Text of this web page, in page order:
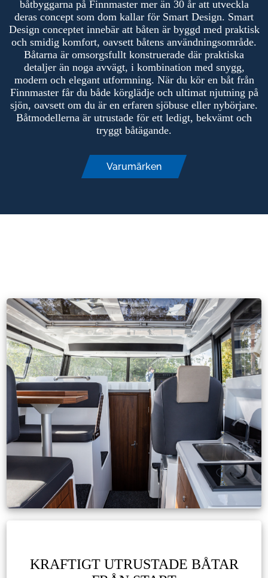
båtbyggarna på Finnmaster mer än 30 år att utveckla
deras concept som dom kallar för Smart Design. Smart
Design conceptet innebär att båten är byggd med praktisk
och smidig komfort, oavsett båtens användningsområde.
Båtarna är omsorgsfullt konstruerade där praktiska
detaljer än noga avvägt, i kombination med snygg,
modern och elegant utformning. När du kör en båt från
Finnmaster får du både körglädje och ultimat njutning på
sjön, oavsett om du är en erfaren sjöbuse eller nybörjare.
Båtmodellerna är utrustade för ett ledigt, bekvämt och
tryggt båtägande.
Varumärken
KRAFTIGT UTRUSTADE BÅTAR